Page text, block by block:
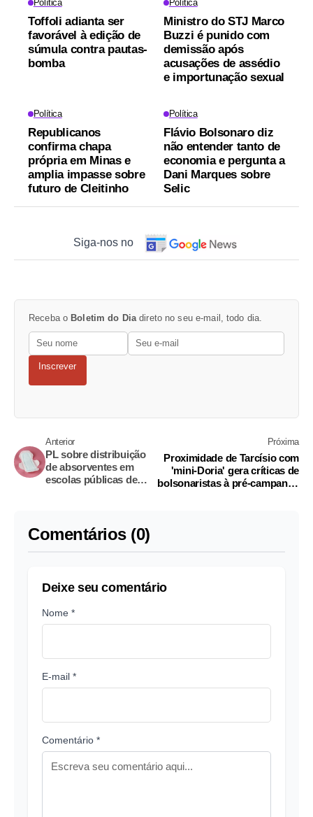
Política
Toffoli adianta ser
favorável à edição de
súmula contra pautas-
bomba
Política
Ministro do STJ Marco
Buzzi é punido com
demissão após
acusações de assédio
e importunação sexual
Política
Republicanos
confirma chapa
própria em Minas e
amplia impasse sobre
futuro de Cleitinho
Política
Flávio Bolsonaro diz
não entender tanto de
economia e pergunta a
Dani Marques sobre
Selic
Siga-nos no
Receba o Boletim do Diadireto no seu e-mail, todo dia.
Inscrever
Anterior
PL sobre distribuição
de absorventes em
escolas públicas de
Próxima
Proximidade de Tarcísio com
'mini-Doria' gera críticas de
bolsonaristas à pré-campanha
Comentários (0)
Deixe seu comentário
Nome *
E-mail *
Comentário *